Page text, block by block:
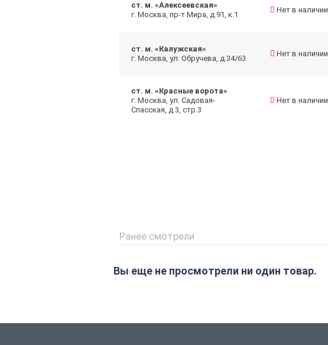
ст. м. «Алексеевская»
г. Москва, пр-т Мира, д.91, к.1
Нет в наличии
ст. м. «Калужская»
г. Москва, ул. Обручева, д.34/63
Нет в наличии
ст. м. «Красные ворота»
г. Москва, ул. Садовая-
Спасская, д.3, стр.3
Нет в наличии
Ранее смотрели
Вы еще не просмотрели ни один товар.